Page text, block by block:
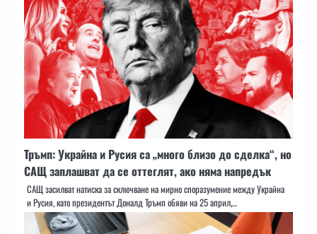
Тръмп: Украйна и Русия са „много близо до сделка“, но
САЩ заплашват да се оттеглят, ако няма напредък
САЩ засилват натиска за сключване на мирно споразумение между Украйна
и Русия, като президентът Доналд Тръмп обяви на 25 април,…